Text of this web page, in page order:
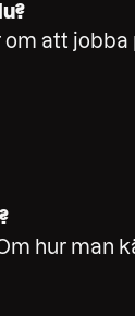
om att
hur man